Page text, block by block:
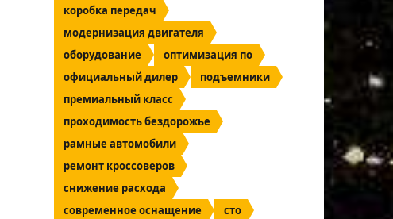
коробка передач
модернизация двигателя
оборудование
оптимизация по
официальный дилер
подъемники
премиальный класс
проходимость бездорожье
рамные автомобили
ремонт кроссоверов
снижение расхода
современное оснащение
сто